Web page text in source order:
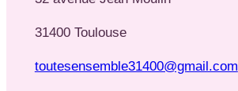
31400 Toulouse
toutesensemble31400@gmail.com